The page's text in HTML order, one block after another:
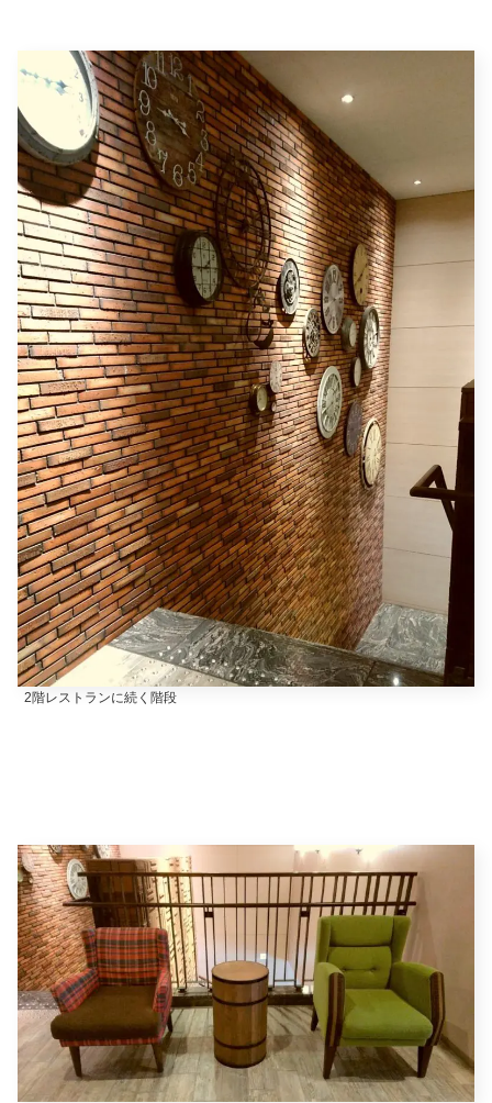
2階レストランに続く階段